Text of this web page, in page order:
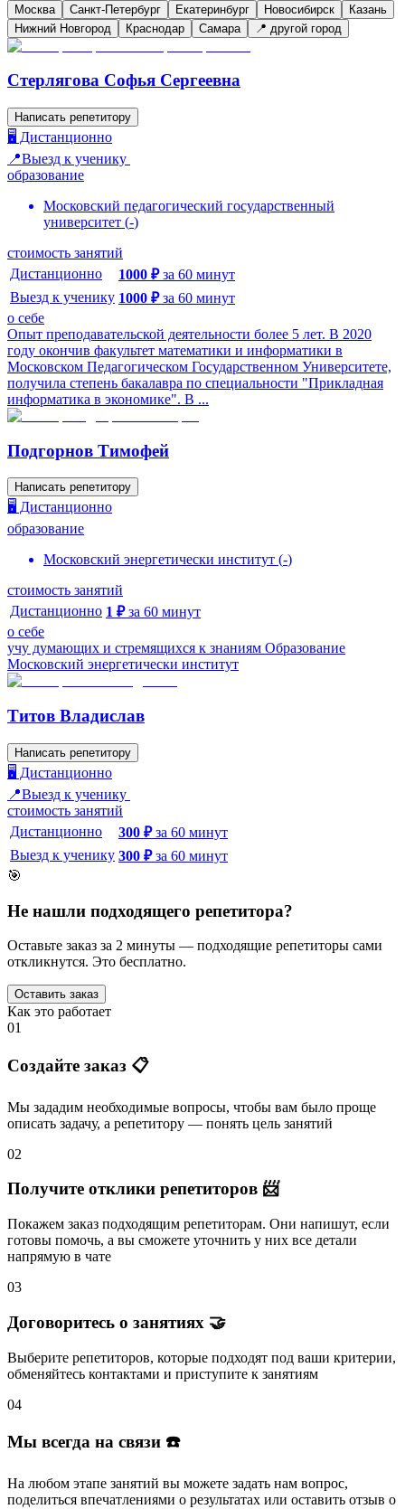
Москва Санкт-Петербург Екатеринбург Новосибирск
Казань
Нижний Новгород
Краснодар Самара 📍 другой город
Стерлягова Софья Сергеевна
Написать репетитору
🖥️ Дистанционно
📍Выезд к ученику
образование
Московский педагогический государственный
университет (-)
стоимость занятий
Дистанционно
1000 ₽ за 60 минут
Выезд к ученику 1000 ₽ за 60 минут
о себе
Опыт преподавательской деятельности более 5 лет. В 2020
году окончив факультет математики и информатики в
Московском Педагогическом Государственном Университете,
получила степень бакалавра по специальности "Прикладная
информатика в экономике". В ...
Подгорнов Тимофей
Написать репетитору
🖥️ Дистанционно
образование
Московский энергетически институт (-)
стоимость занятий
Дистанционно 1 ₽ за 60 минут
о себе
учу думающих и стремящихся к знаниям Образование
Московский энергетически институт
Титов Владислав
Написать репетитору
🖥️ Дистанционно
📍Выезд к ученику
стоимость занятий
Дистанционно
300 ₽ за 60 минут
Выезд к ученику 300 ₽ за 60 минут
🎯
Не нашли подходящего репетитора?
Оставьте заказ за 2 минуты — подходящие репетиторы сами
откликнутся. Это бесплатно.
Оставить заказ
Как это работает
01
Создайте заказ 📋
Мы зададим необходимые вопросы, чтобы вам было проще
описать задачу, а репетитору — понять цель занятий
02
Получите отклики репетиторов 📨
Покажем заказ подходящим репетиторам. Они напишут, если
готовы помочь, а вы сможете уточнить у них все детали
напрямую в чате
03
Договоритесь о занятиях 🤝
Выберите репетиторов, которые подходят под ваши критерии,
обменяйтесь контактами и приступите к занятиям
04
Мы всегда на связи ☎️
На любом этапе занятий вы можете задать нам вопрос,
поделиться впечатлениями о результатах или оставить отзыв о